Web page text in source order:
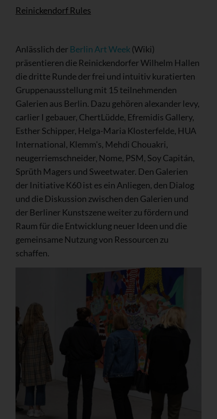
Reinickendorf Rules
Anlässlich der Berlin Art Week(Wiki)
präsentieren die Reinickendorfer Wilhelm Hallen
die dritte Runde der frei und intuitiv kuratierten
Gruppenausstellung mit 15 teilnehmenden
Galerien aus Berlin. Dazu gehören alexander levy,
carlier I gebauer, ChertLüdde, Efremidis Gallery,
Esther Schipper, Helga-Maria Klosterfelde, HUA
International, Klemm's, Mehdi Chouakri,
neugerriemschneider, Nome, PSM, Soy Capitán,
Sprüth Magers und Sweetwater. Den Galerien
der Initiative K60 ist es ein Anliegen, den Dialog
und die Diskussion zwischen den Galerien und
der Berliner Kunstszene weiter zu fördern und
Raum für die Entwicklung neuer Ideen und die
gemeinsame Nutzung von Ressourcen zu
schaffen.